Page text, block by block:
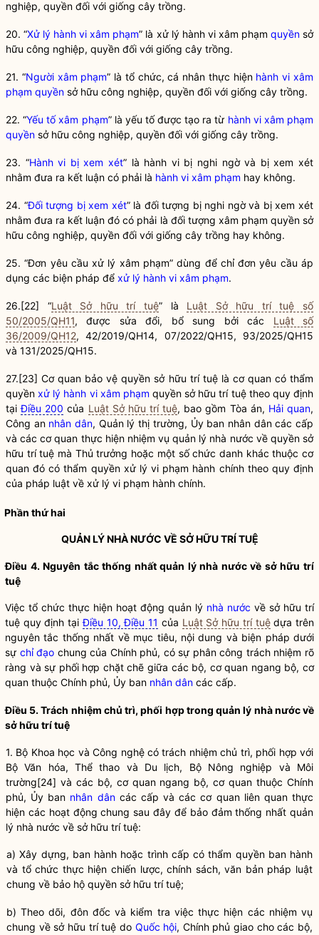
nghiệp, quyền đối với giống cây trồng.
20. “Xử lý hành vi xâm phạm” là xử lý hành vi xâm phạm quyềnsở
hữu công nghiệp, quyền đối với giống cây trồng.
21. “Người xâm phạm” là tổ chức, cá nhân thực hiện hành vi xâm
phạm quyền sở hữu công nghiệp, quyền đối với giống cây trồng.
22. “Yếu tố xâm phạm” là yếu tố được tạo ra từ hành vi xâm phạm
quyền sở hữu công nghiệp, quyền đối với giống cây trồng.
23. “Hành vi bị xem xét” là hành vi bị nghi ngờ và bị xem xét
nhằm đưa ra kết luận có phải là hành vi xâm phạm hay không.
24. “Đối tượng bị xem xét” là đối tượng bị nghi ngờ và bị xem xét
nhằm đưa ra kết luận đó có phải là đối tượng xâm phạm quyềnsở
hữu công nghiệp, quyền đối với giống cây trồng hay không.
25. “Đơn yêu cầu xử lý xâm phạm” dùng để chỉ đơn yêu cầu áp
dụng các biện pháp để xử lý hành vi xâm phạm.
26.[22] “Luật Sở hữu trí tuệ” là Luật Sở hữu trí tuệ số
50/2005/QH11, được sửa đổi, bổ sung bởi các Luật số
36/2009/QH12, 42/2019/QH14, 07/2022/QH15, 93/2025/QH15
và 131/2025/QH15.
27.[23] Cơ quan bảo vệquyền sở hữu trí tuệ là cơ quan có thẩm
quyền xử lý hành vi xâm phạm quyền sở hữu trí tuệ theo quy định
tạiĐiều 200 của Luật Sở hữu trí tuệ, bao gồm Tòa án, Hải quan,
Công an nhân dân, Quản lý thị trường, Ủy ban nhân dâncác cấp
và các cơ quan thực hiện nhiệm vụquản lý nhà nước về quyềnsở
hữu trí tuệ mà Thủ trưởng hoặc một số chức danh khác thuộc cơ
quan đó có thẩm quyềnxử lý vi phạm hành chính theo quy định
của pháp luật về xử lý vi phạm hành chính.
Phần thứ hai
QUẢN LÝ NHÀ NƯỚC VỀ SỞ HỮU TRÍ TUỆ
Điều 4. Nguyên tắc thống nhấtquản lý nhà nướcvề sở hữu trí
tuệ
Việc tổ chức thực hiện hoạt động quản lý nhà nước về sở hữu trí
tuệ quy định tạiĐiều 10, Điều 11 của Luật Sở hữu trí tuệdựa trên
nguyên tắc thống nhất về mục tiêu, nội dung và biện pháp dưới
sự chỉ đạo chung của Chính phủ, có sự phân công trách nhiệm rõ
ràng và sự phối hợp chặt chẽ giữa các bộ, cơ quan ngang bộ, cơ
quan thuộc Chính phủ, Ủy ban nhân dân các cấp.
Điều 5. Trách nhiệm chủ trì, phối hợp trongquản lý nhà nướcvề
sở hữu trí tuệ
1. Bộ Khoa học và Công nghệ có trách nhiệm chủ trì, phối hợp với
Bộ Văn hóa, Thể thao và Du lịch, Bộ Nông nghiệp và Môi
trường[24] và các bộ, cơ quan ngang bộ, cơ quan thuộc Chính
phủ, Ủy ban nhân dâncác cấp và các cơ quan liên quan thực
hiện các hoạt động chung sau đây để bảo đảm thống nhất quản
lý nhà nước về sở hữu trí tuệ:
a) Xây dựng, ban hành hoặc trình cấp có thẩm quyềnban hành
và tổ chức thực hiện chiến lược, chính sách, văn bản pháp luật
chung về bảo hộ quyền sở hữu trí tuệ;
b) Theo dõi, đôn đốc và kiểm tra việc thực hiện các nhiệm vụ
chung về sở hữu trí tuệ do Quốc hội, Chính phủ giao cho các bộ,